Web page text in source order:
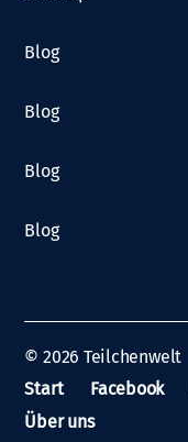
Blog
Blog
Blog
Blog
© 2026 Teilchenwelt
Start
Facebook
Über uns